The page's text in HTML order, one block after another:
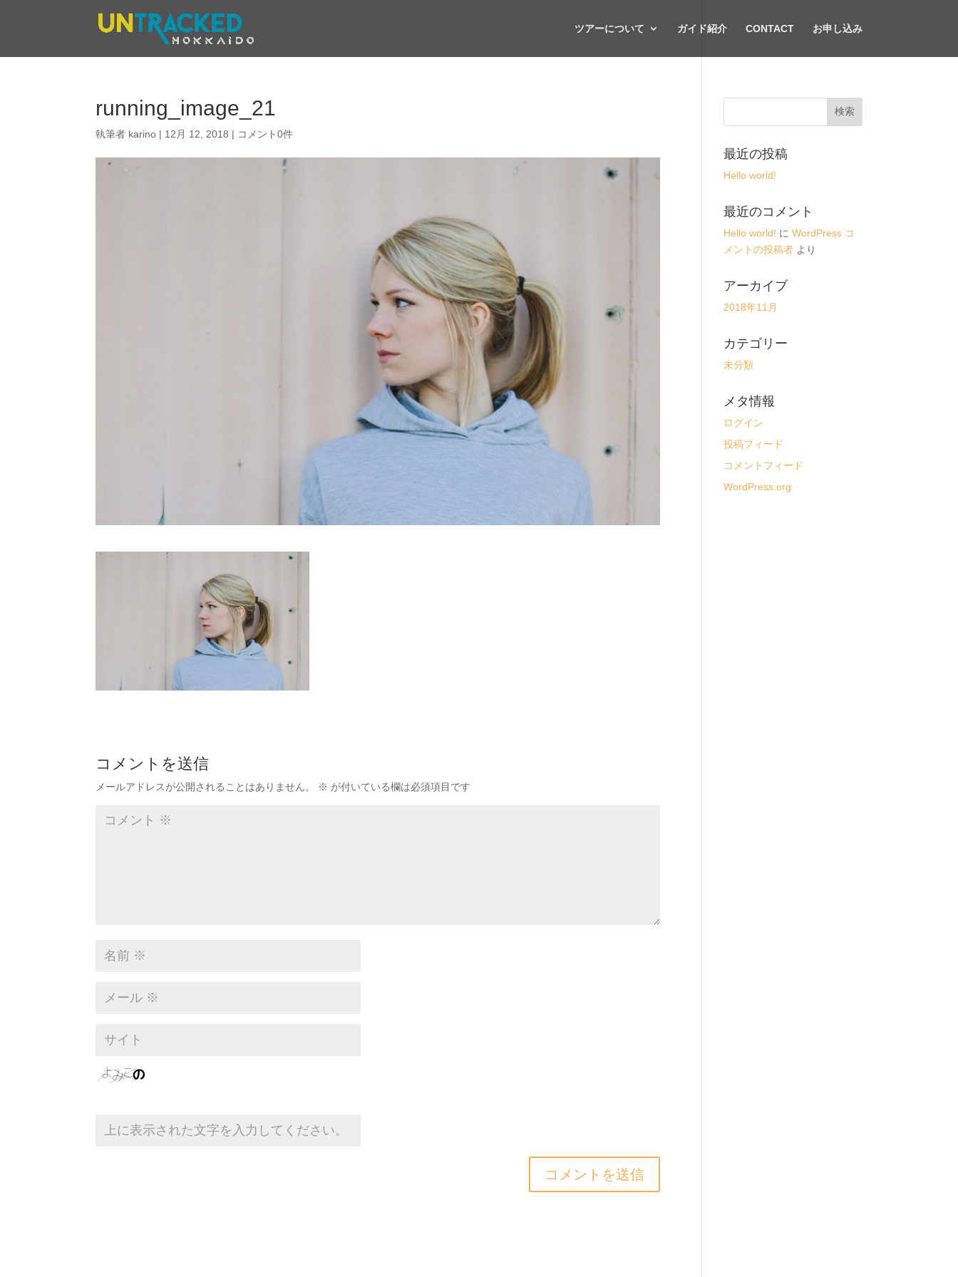
ツアーについて ガイド紹介 CONTACT お申し込み
running_image_21
執筆者 karino | 12月 12, 2018 | コメント0件
コメントを送信
メールアドレスが公開されることはありません。 ※ が付いている欄は必須項目です
最近の投稿
Hello world!
最近のコメント
Hello world! にWordPress コ
メントの投稿者 より
アーカイブ
2018年11月
カテゴリー
未分類
メタ情報
ログイン
投稿フィード
コメントフィード
WordPress.org